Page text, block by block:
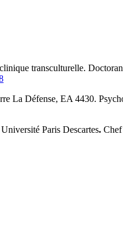
transculturelle.
La Défense, EA 4430.
Paris Descartes.